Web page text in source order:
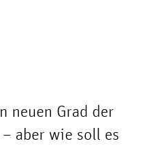
neuen Grad der
aber wie soll es